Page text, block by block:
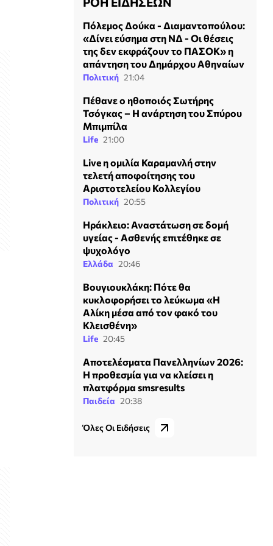
Πόλεμος Δούκα - Διαμαντοπούλου:
«Δίνει εύσημα στη ΝΔ - Οι θέσεις
της δεν εκφράζουν το ΠΑΣΟΚ» η
απάντηση του Δημάρχου Αθηναίων
Πολιτική 21:04
Πέθανε ο ηθοποιός Σωτήρης
Τσόγκας – Η ανάρτηση του Σπύρου
Μπιμπίλα
Life 21:00
Live η ομιλία Καραμανλή στην
τελετή αποφοίτησης του
Αριστοτελείου Κολλεγίου
Πολιτική 20:55
Ηράκλειο: Αναστάτωση σε δομή
υγείας - Ασθενής επιτέθηκε σε
ψυχολόγο
Ελλάδα 20:46
Βουγιουκλάκη: Πότε θα
κυκλοφορήσει το λεύκωμα «Η
Αλίκη μέσα από τον φακό του
Κλεισθένη»
Life 20:45
Αποτελέσματα Πανελληνίων 2026:
H προθεσμία για να κλείσει η
πλατφόρμα smsresults
Παιδεία 20:38
Όλες Οι Ειδήσεις